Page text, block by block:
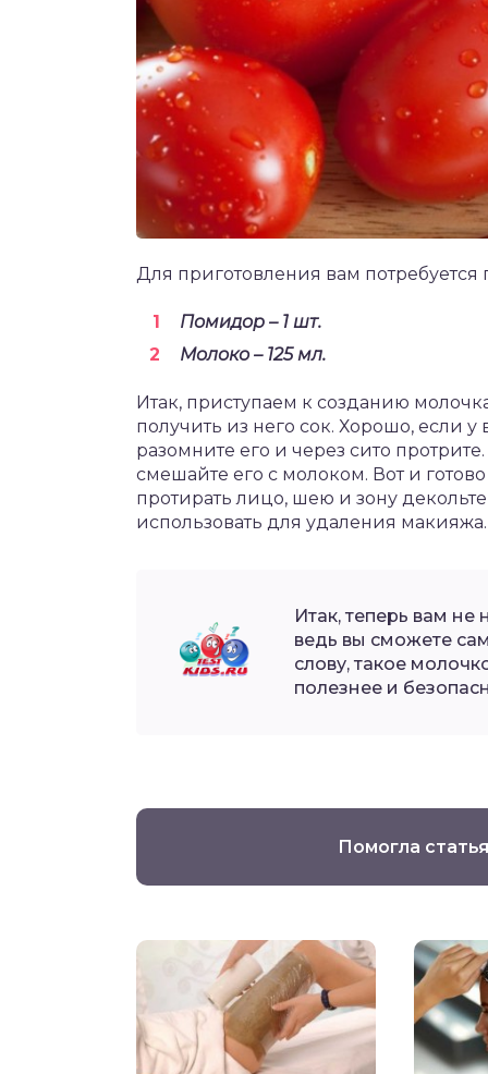
Для приготовления вам
Помидор – 1 шт.
Молоко – 125 мл.
Итак, приступаем к созданию
получить из него сок. Хорошо, если у
разомните его и через сито
смешайте его с молоком. Вот и
протирать лицо, шею и зону
использовать для удаления макияжа.
Итак, теперь вам не
ведь вы сможете
слову, такое
полезнее и
Помогла